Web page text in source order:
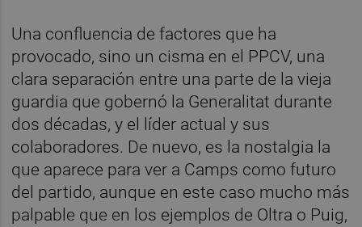
Una confluencia de factores que ha
provocado, sino un cisma en el PPCV, una
clara separación entre una parte de la vieja
guardia que gobernó la Generalitat durante
dos décadas, y el líder actual y sus
colaboradores. De nuevo, es la nostalgia la
que aparece para ver a Camps como futuro
del partido, aunque en este caso mucho más
palpable que en los ejemplos de Oltra o Puig,